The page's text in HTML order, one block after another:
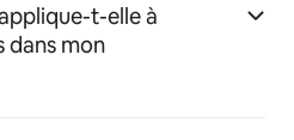
t-elle à
dans mon